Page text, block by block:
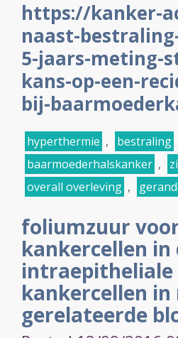
https://kanker-
naast-
5-jaars-meting-
kans-op-een-
bij-
hyperthermie , bestraling
baarmoederhalskanker ,
overall overleving ,
foliumzuur
kankercellen in
intraepitheliale
kankercellen
gerelateerde